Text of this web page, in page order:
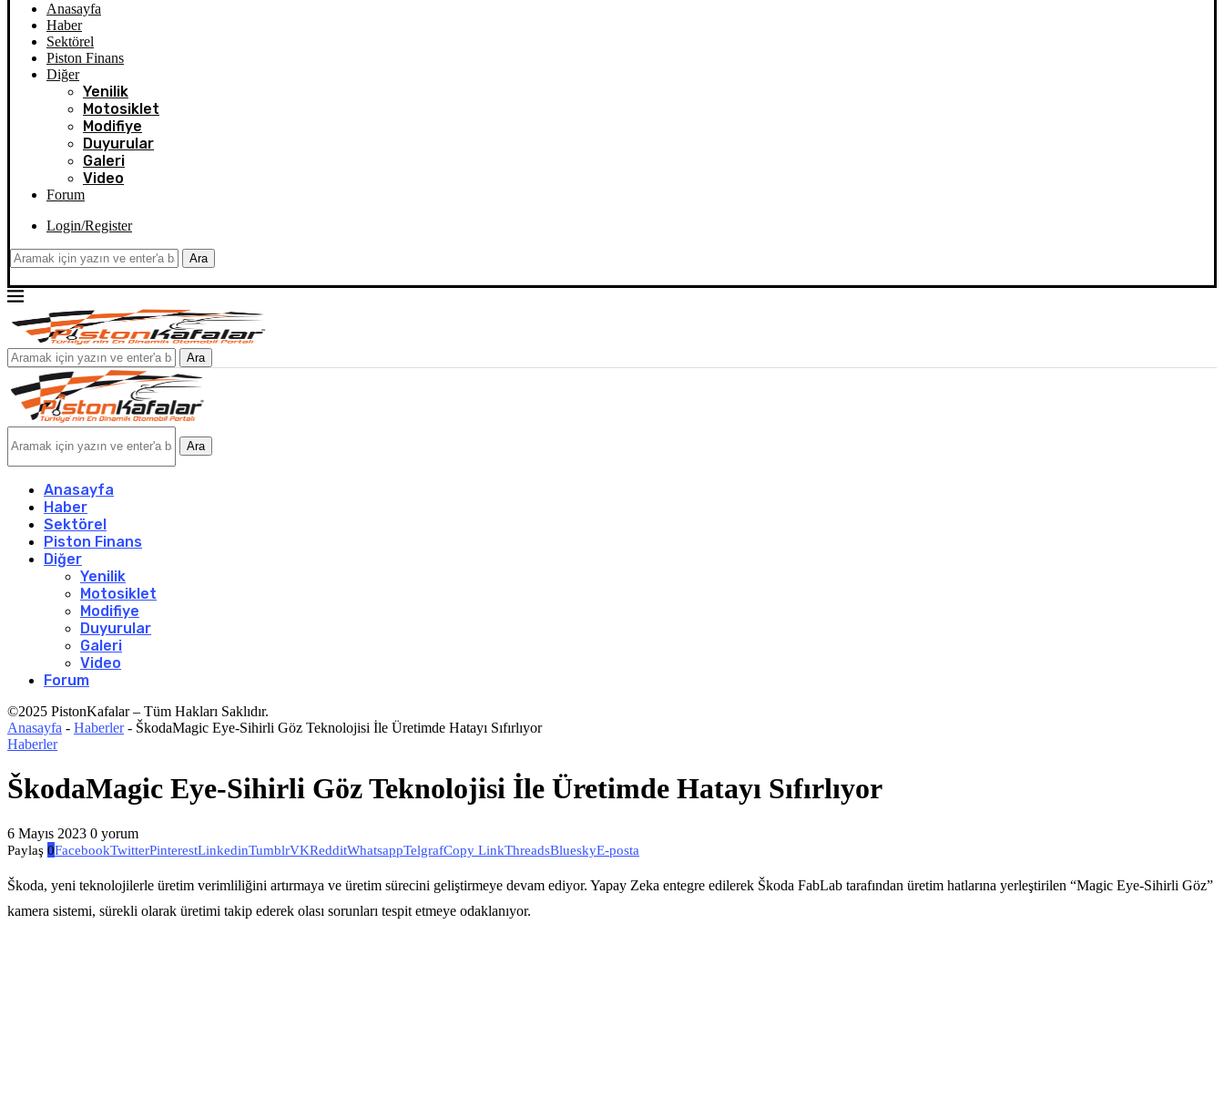
Anasayfa
Haber
Sektörel
Piston Finans
Diğer
Yenilik
Motosiklet
Modifiye
Duyurular
Galeri
Video
Forum
Login/Register
Ara
Ara
Ara
Anasayfa
Haber
Sektörel
Piston Finans
Diğer
Yenilik
Motosiklet
Modifiye
Duyurular
Galeri
Video
Forum
©2025 PistonKafalar – Tüm Hakları Saklıdır.
Anasayfa - Haberler- ŠkodaMagic Eye-Sihirli Göz Teknolojisi İle Üretimde Hatayı Sıfırlıyor
Haberler
ŠkodaMagic Eye-Sihirli Göz Teknolojisi İle Üretimde Hatayı Sıfırlıyor
6 Mayıs 2023 0 yorum
Paylaş 0FacebookTwitterPinterestLinkedinTumblrVKRedditWhatsappTelgrafCopy LinkThreadsBlueskyE-posta
Škoda, yeni teknolojilerle üretim verimliliğini artırmaya ve üretim sürecini geliştirmeye devam ediyor. Yapay Zeka entegre edilerek Škoda FabLab tarafından üretim hatlarına yerleştirilen “Magic Eye-Sihirli Göz”
kamera sistemi, sürekli olarak üretimi takip ederek olası sorunları tespit etmeye odaklanıyor.